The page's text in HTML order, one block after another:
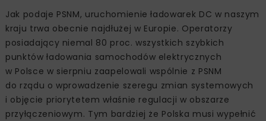
Jak podaje PSNM, uruchomienie ładowarek DC w naszym
kraju trwa obecnie najdłużej w Europie. Operatorzy
posiadający niemal 80 proc. wszystkich szybkich
punktów ładowania samochodów elektrycznych
w Polsce w sierpniu zaapelowali wspólnie z PSNM
do rządu o wprowadzenie szeregu zmian systemowych
i objęcie priorytetem właśnie regulacji w obszarze
przyłączeniowym. Tym bardziej że Polska musi wypełnić